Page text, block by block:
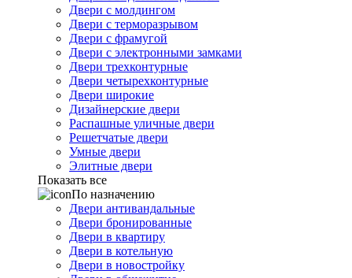
Двери с молдингом
Двери с терморазрывом
Двери с фрамугой
Двери с электронными замками
Двери трехконтурные
Двери четырехконтурные
Двери широкие
Дизайнерские двери
Распашные уличные двери
Решетчатые двери
Умные двери
Элитные двери
Показать все
По назначению
Двери антивандальные
Двери бронированные
Двери в квартиру
Двери в котельную
Двери в новостройку